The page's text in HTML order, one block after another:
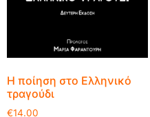
Η ποίηση στο Ελληνικό
τραγούδι
€14.00